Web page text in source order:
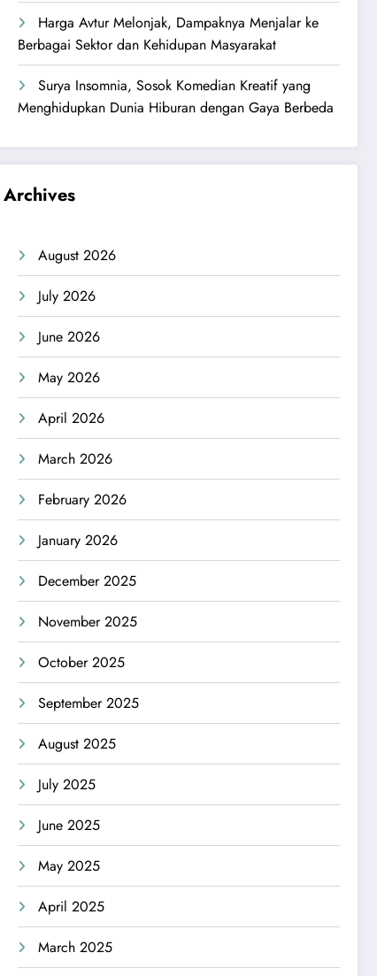
Harga Avtur Melonjak, Dampaknya Menjalar ke
Berbagai Sektor dan Kehidupan Masyarakat
Surya Insomnia, Sosok Komedian Kreatif yang
Menghidupkan Dunia Hiburan dengan Gaya Berbeda
Archives
August 2026
July 2026
June 2026
May 2026
April 2026
March 2026
February 2026
January 2026
December 2025
November 2025
October 2025
September 2025
August 2025
July 2025
June 2025
May 2025
April 2025
March 2025